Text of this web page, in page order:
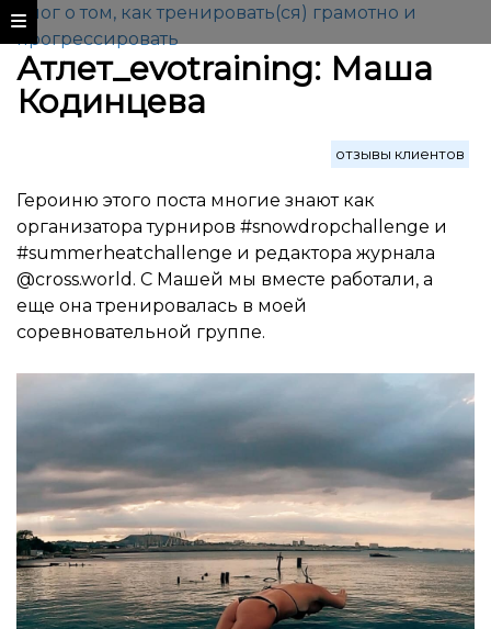
Блог о том, как тренировать(ся) грамотно и
прогрессировать
Атлет_evotraining: Маша
Кодинцева
отзывы клиентов
Героиню этого поста многие знают как
организатора турниров #snowdropchallenge и
#summerheatchallenge и редактора журнала
@cross.world. С Машей мы вместе работали, а
еще она тренировалась в моей
соревновательной группе.